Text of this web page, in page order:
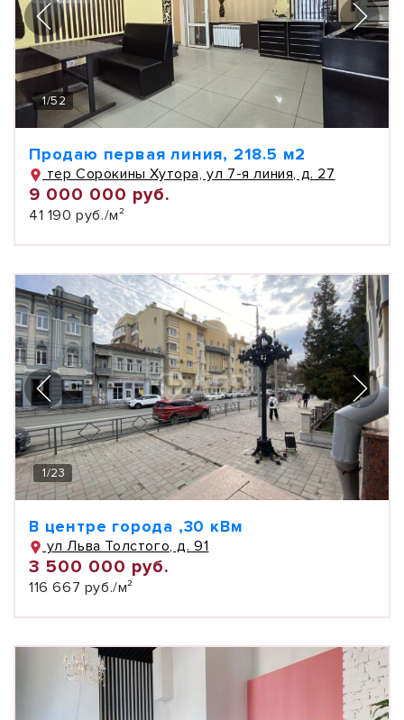
1/52
Продаю первая линия, 218.5 м2
тер Сорокины Хутора, ул 7-я линия, д. 27
9 000 000 руб.
41 190 руб./м²
1/23
В центре города ,30 кВм
ул Льва Толстого, д. 91
3 500 000 руб.
116 667 руб./м²